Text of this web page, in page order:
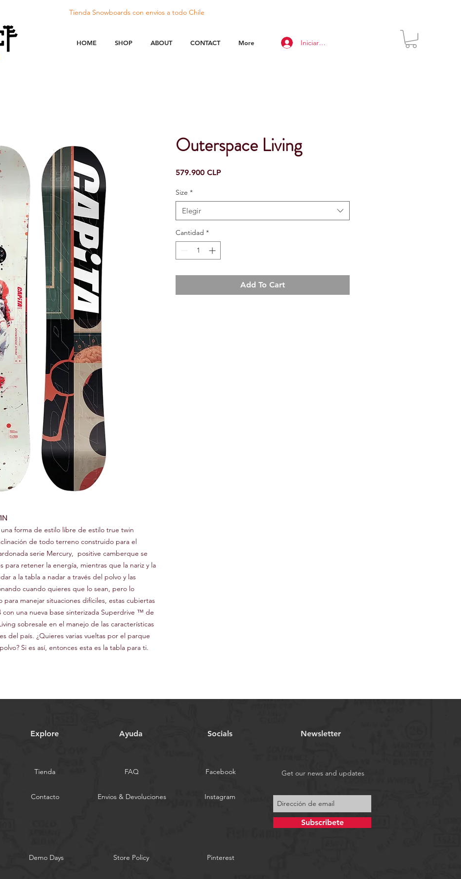
Tienda Snowboards con envíosa todo Chile
Iniciar sesión
HOME SHOP ABOUT CONTACT More
forma de estilo libre de estilo true twin
de todo terreno construido para el
serie Mercury, positive camberque se
para retener la energía, mientras que la nariz y la
a la tabla a nadar a través del polvo y las
cuando quieres que lo sean, pero lo
manejar situaciones difíciles, estas cubiertas
con una nueva base sinterizada Superdrive ™ de
sobresale en el manejo de las características
del país. ¿Quieres varias vueltas por el parque
Si es así, entonces esta es la tabla para ti.
Outerspace Living
579.900 CLPPrecio
Size *
Elegir
Cantidad *
Add To Cart
Explore Ayuda Socials Newsletter
Tienda FAQ
Contacto Envios & Devoluciones
Facebook
Instagram
Get our news and updates
Subscribete
Demo Days Store Policy Pinterest